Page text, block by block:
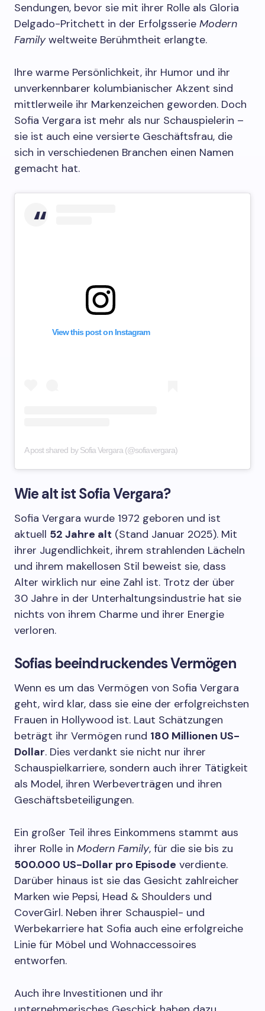
Sendungen, bevor sie mit ihrer Rolle als Gloria
Delgado-Pritchett in der Erfolgsserie Modern
Familyweltweite Berühmtheit erlangte.
Ihre warme Persönlichkeit, ihr Humor und ihr
unverkennbarer kolumbianischer Akzent sind
mittlerweile ihr Markenzeichen geworden. Doch
Sofia Vergara ist mehr als nur Schauspielerin –
sie ist auch eine versierte Geschäftsfrau, die
sich in verschiedenen Branchen einen Namen
gemacht hat.
View this post on Instagram
A post shared by Sofia Vergara (@sofiavergara)
Wie alt ist Sofia Vergara?
Sofia Vergara wurde 1972 geboren und ist
aktuell 52 Jahre alt (Stand Januar 2025). Mit
ihrer Jugendlichkeit, ihrem strahlenden Lächeln
und ihrem makellosen Stil beweist sie, dass
Alter wirklich nur eine Zahl ist. Trotz der über
30 Jahre in der Unterhaltungsindustrie hat sie
nichts von ihrem Charme und ihrer Energie
verloren.
Sofias beeindruckendes Vermögen
Wenn es um das Vermögen von Sofia Vergara
geht, wird klar, dass sie eine der erfolgreichsten
Frauen in Hollywood ist. Laut Schätzungen
beträgt ihr Vermögen rund 180 Millionen US-
Dollar. Dies verdankt sie nicht nur ihrer
Schauspielkarriere, sondern auch ihrer Tätigkeit
als Model, ihren Werbeverträgen und ihren
Geschäftsbeteiligungen.
Ein großer Teil ihres Einkommens stammt aus
ihrer Rolle in Modern Family, für die sie bis zu
500.000 US-Dollar pro Episode verdiente.
Darüber hinaus ist sie das Gesicht zahlreicher
Marken wie Pepsi, Head & Shoulders und
CoverGirl. Neben ihrer Schauspiel- und
Werbekarriere hat Sofia auch eine erfolgreiche
Linie für Möbel und Wohnaccessoires
entworfen.
Auch ihre Investitionen und ihr